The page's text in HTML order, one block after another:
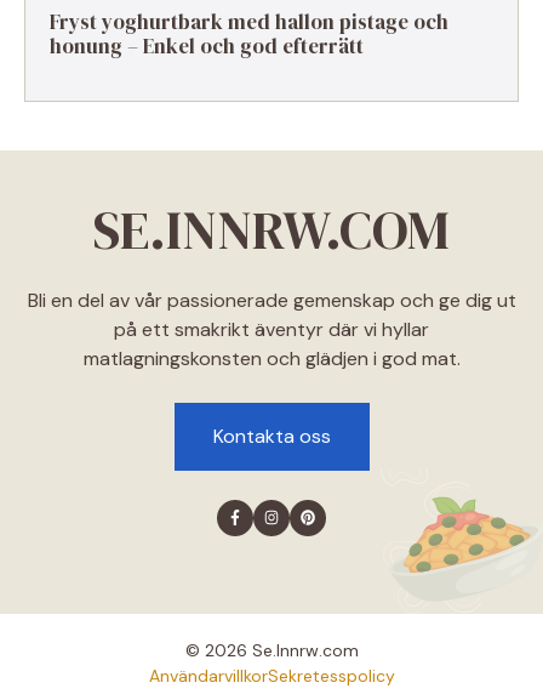
Fryst yoghurtbark med hallon pistage och
honung – Enkel och god efterrätt
SE.INNRW.COM
Bli en del av vår passionerade gemenskap och ge dig ut
på ett smakrikt äventyr där vi hyllar
matlagningskonsten och glädjen i god mat.
Kontakta oss
© 2026 Se.lnnrw.com
AnvändarvillkorSekretesspolicy